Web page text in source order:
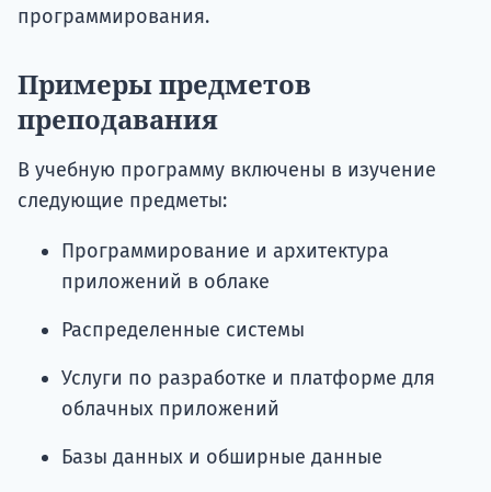
программирования.
Примеры предметов
преподавания
В учебную программу включены в изучение
следующие предметы:
Программирование и архитектура
приложений в облаке
Распределенные системы
Услуги по разработке и платформе для
облачных приложений
Базы данных и обширные данные